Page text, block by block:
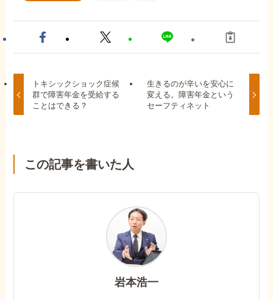
トキシックショック症候
群で障害年金を受給する
ことはできる？
生きるのが辛いを安心に
変える。障害年金という
セーフティネット
この記事を書いた人
岩本浩一